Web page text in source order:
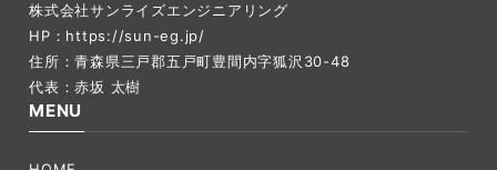
株式会社サンライズエンジニアリング
HP： https://sun-eg.jp/
住所：青森県三戸郡五戸町豊間内字狐沢30-48
代表：赤坂 太樹
MENU